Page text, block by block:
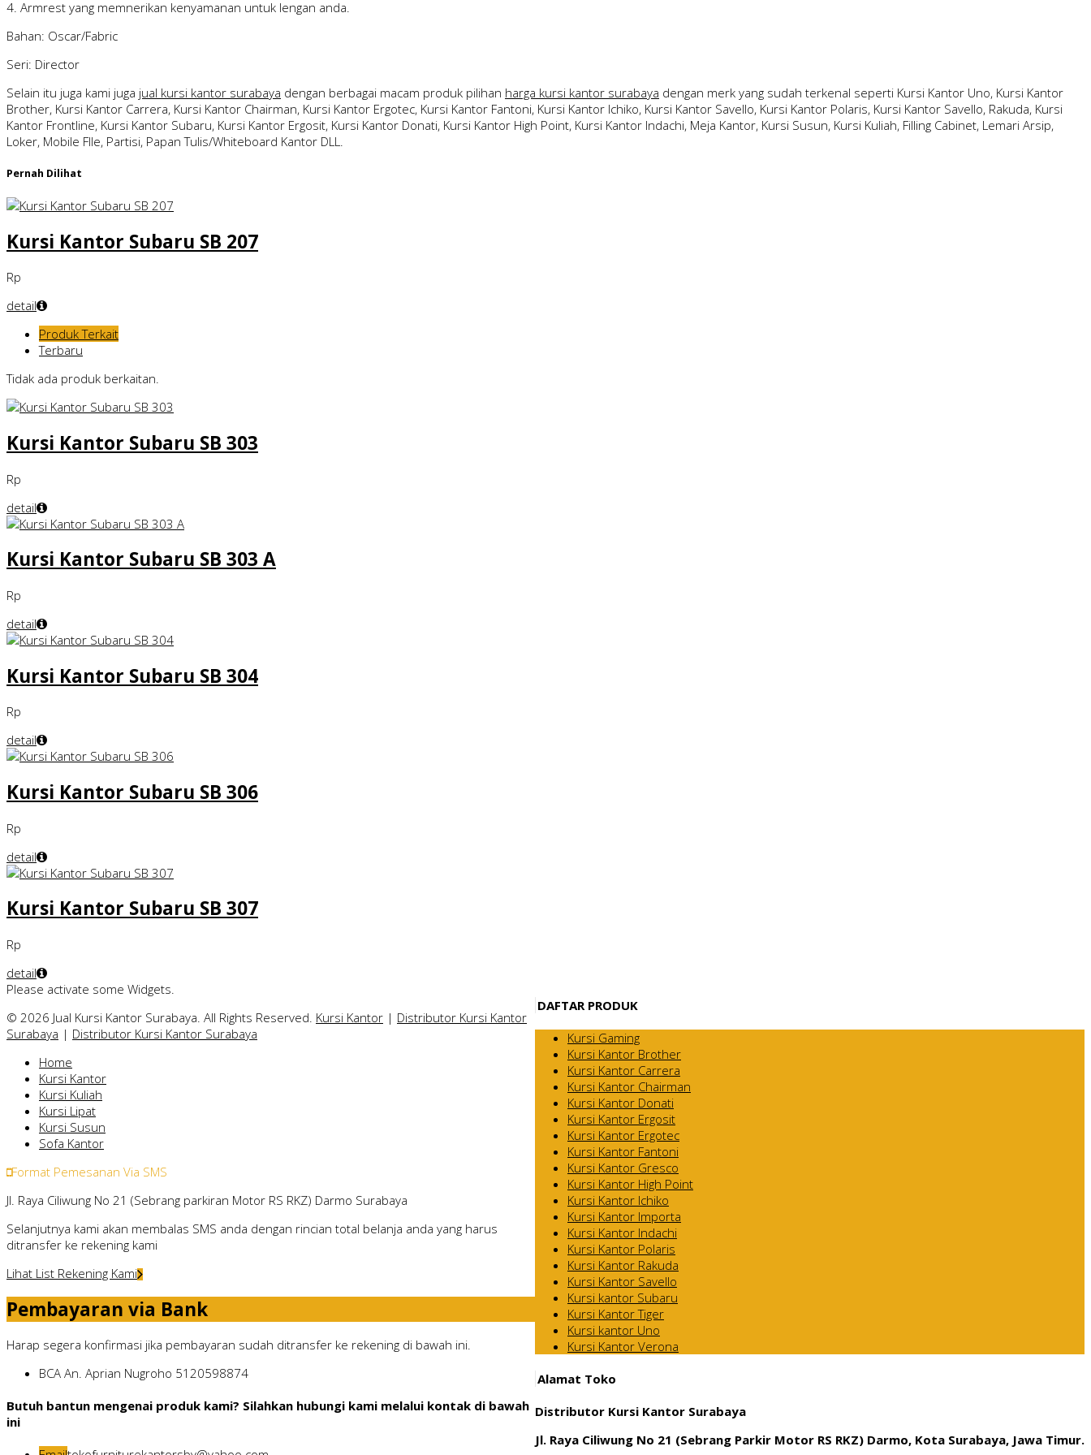
4. Armrest yang memnerikan kenyamanan untuk lengan anda.
Bahan: Oscar/Fabric
Seri: Director
Selain itu juga kami juga jual kursi kantor surabaya dengan berbagai macam produk pilihan harga kursi kantor surabaya dengan merk yang sudah terkenal seperti Kursi Kantor Uno, Kursi Kantor
Brother, Kursi Kantor Carrera, Kursi Kantor Chairman, Kursi Kantor Ergotec, Kursi Kantor Fantoni, Kursi Kantor Ichiko, Kursi Kantor Savello, Kursi Kantor Polaris, Kursi Kantor Savello, Rakuda, Kursi
Kantor Frontline, Kursi Kantor Subaru, Kursi Kantor Ergosit, Kursi Kantor Donati, Kursi Kantor High Point, Kursi Kantor Indachi, Meja Kantor, Kursi Susun, Kursi Kuliah, Filling Cabinet, Lemari Arsip,
Loker, Mobile FIle, Partisi, Papan Tulis/Whiteboard Kantor DLL.
Pernah Dilihat
Kursi Kantor Subaru SB 207
Rp
detail
Produk Terkait
Terbaru
Tidak ada produk berkaitan.
Kursi Kantor Subaru SB 303
Rp
detail
Kursi Kantor Subaru SB 303 A
Rp
detail
Kursi Kantor Subaru SB 304
Rp
detail
Kursi Kantor Subaru SB 306
Rp
detail
Kursi Kantor Subaru SB 307
Rp
detail
DAFTAR PRODUK
Kursi Gaming
Kursi Kantor Brother
Kursi Kantor Carrera
Kursi Kantor Chairman
Kursi Kantor Donati
Kursi Kantor Ergosit
Kursi Kantor Ergotec
Kursi Kantor Fantoni
Kursi Kantor Gresco
Kursi Kantor High Point
Kursi Kantor Ichiko
Kursi Kantor Importa
Kursi Kantor Indachi
Kursi Kantor Polaris
Kursi Kantor Rakuda
Kursi Kantor Savello
Kursi kantor Subaru
Kursi Kantor Tiger
Kursi kantor Uno
Kursi Kantor Verona
Alamat Toko
Distributor Kursi Kantor Surabaya
Jl. Raya Ciliwung No 21 (Sebrang Parkir Motor RS RKZ) Darmo, Kota Surabaya, Jawa Timur.
Please activate some Widgets.
© 2026 Jual Kursi Kantor Surabaya. All Rights Reserved. Kursi Kantor | Distributor Kursi Kantor
Surabaya | Distributor Kursi Kantor Surabaya
Home
Kursi Kantor
Kursi Kuliah
Kursi Lipat
Kursi Susun
Sofa Kantor
Format Pemesanan Via SMS
Jl. Raya Ciliwung No 21 (Sebrang parkiran Motor RS RKZ) Darmo Surabaya
Selanjutnya kami akan membalas SMS anda dengan rincian total belanja anda yang harus
ditransfer ke rekening kami
Lihat List Rekening Kami
Pembayaran via Bank
Harap segera konfirmasi jika pembayaran sudah ditransfer ke rekening di bawah ini.
BCA An. Aprian Nugroho 5120598874
Butuh bantun mengenai produk kami? Silahkan hubungi kami melalui kontak di bawah
ini